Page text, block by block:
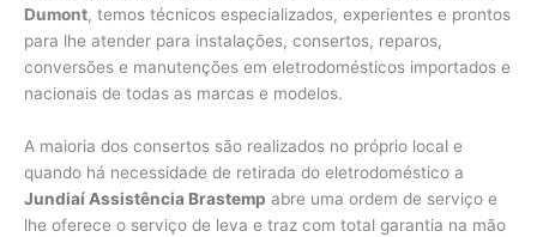
Dumont, temos técnicos especializados, experientes e prontos
para lhe atender para instalações, consertos, reparos,
conversões e manutenções em eletrodomésticos importados e
nacionais de todas as marcas e modelos.
A maioria dos consertos são realizados no próprio local e
quando há necessidade de retirada do eletrodoméstico a
Jundiaí Assistência Brastemp abre uma ordem de serviço e
lhe oferece o serviço de leva e traz com total garantia na mão